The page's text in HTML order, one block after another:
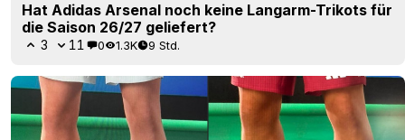
Hat Adidas Arsenal noch keine Langarm-Trikots für
die Saison 26/27 geliefert?
3 11 0 1.3K 9 Std.